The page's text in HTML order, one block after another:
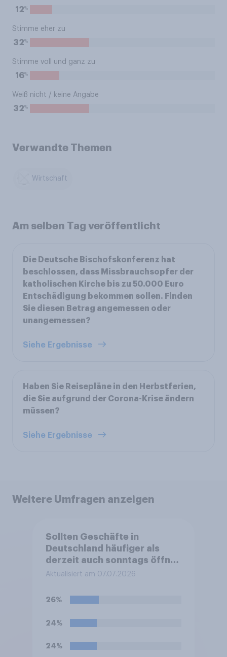
12%
Stimme eher zu
32%
Stimme voll und ganz zu
16%
Weiß nicht / keine Angabe
32%
Verwandte Themen
Wirtschaft
Am selben Tag veröffentlicht
Die Deutsche Bischofskonferenz hat
beschlossen, dass Missbrauchsopfer der
katholischen Kirche bis zu 50.000 Euro
Entschädigung bekommen sollen. Finden
Sie diesen Betrag angemessen oder
unangemessen?
Siehe Ergebnisse
Haben Sie Reisepläne in den Herbstferien,
die Sie aufgrund der Corona-Krise ändern
müssen?
Siehe Ergebnisse
Weitere Umfragen anzeigen
Sollten Geschäfte in
Deutschland häufiger als
derzeit auch sonntags öffnen
dürfen?
Aktualisiert am 07.07.2026
26%
24%
24%